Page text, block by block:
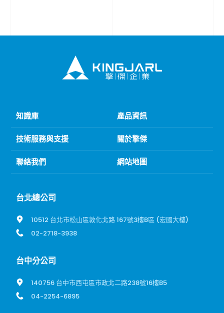
知識庫 產品資訊
技術服務與支援 關於擎傑
聯絡我們 網站地圖
台北總公司
10512 台北市松山區敦化北路 167號3樓B區 (宏國大樓)
02-2718-3938
台中分公司
140756 台中市西屯區市政北二路238號16樓B5
04-2254-6895